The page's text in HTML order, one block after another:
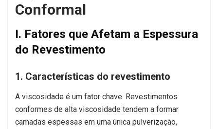
Conformal
I. Fatores que Afetam a Espessura
do Revestimento
1. Características do revestimento
A viscosidade é um fator chave. Revestimentos
conformes de alta viscosidade tendem a formar
camadas espessas em uma única pulverização,